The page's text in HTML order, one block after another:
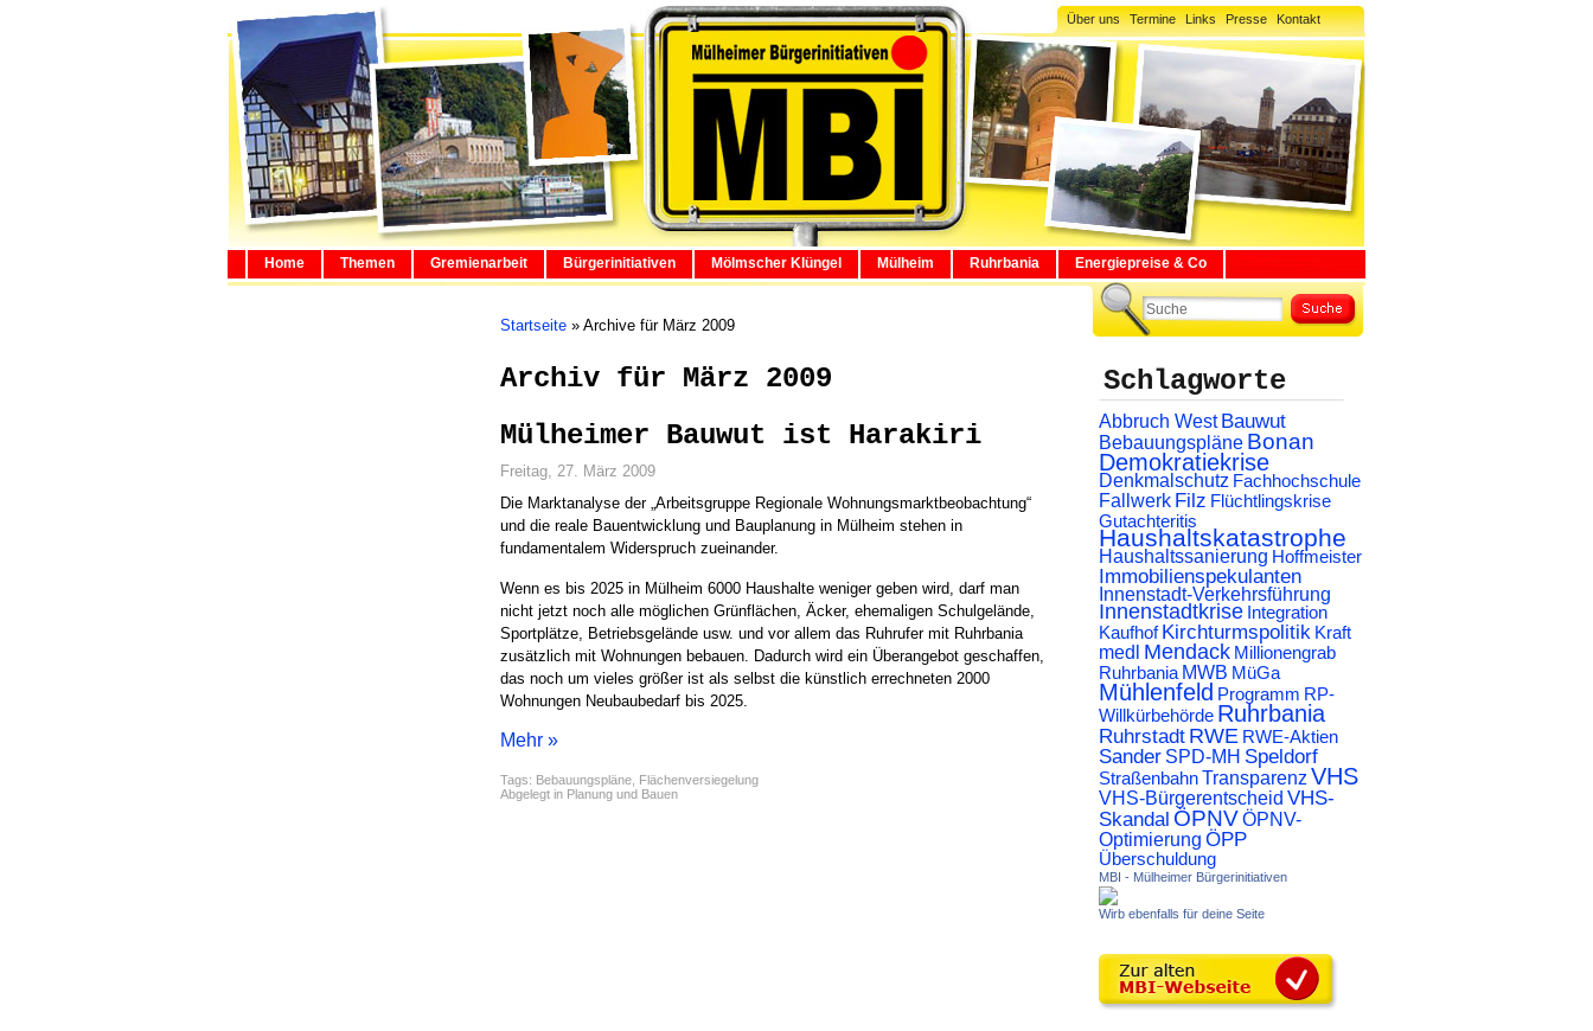
Über uns Termine Links Presse Kontakt
Home Themen Gremienarbeit Bürgerinitiativen Mölmscher Klüngel Mülheim Ruhrbania Energiepreise & Co
Startseite » Archive für März 2009
Archiv für März 2009
Mülheimer Bauwut ist Harakiri
Freitag, 27. März 2009
Die Marktanalyse der „Arbeitsgruppe Regionale Wohnungsmarktbeobachtung“
und die reale Bauentwicklung und Bauplanung in Mülheim stehen in
fundamentalem Widerspruch zueinander.
Wenn es bis 2025 in Mülheim 6000 Haushalte weniger geben wird, darf man
nicht jetzt noch alle möglichen Grünflächen, Äcker, ehemaligen Schulgelände,
Sportplätze, Betriebsgelände usw. und vor allem das Ruhrufer mit Ruhrbania
zusätzlich mit Wohnungen bebauen. Dadurch wird ein Überangebot geschaffen,
das noch um vieles größer ist als selbst die künstlich errechneten 2000
Wohnungen Neubaubedarf bis 2025.
Mehr »
Tags: Bebauungspläne Flächenversiegelung
Abgelegt in Planung und Bauen
Schlagworte
Abbruch West Bauwut
Bebauungspläne Bonan
Demokratiekrise
Denkmalschutz Fachhochschule
Fallwerk Filz Flüchtlingskrise
Gutachteritis
Haushaltskatastrophe
Haushaltssanierung Hoffmeister
Immobilienspekulanten
Innenstadt-Verkehrsführung
Innenstadtkrise Integration
Kaufhof Kirchturmspolitik Kraft
medl Mendack Millionengrab
Ruhrbania MWB MüGa
Mühlenfeld Programm RP-
Willkürbehörde Ruhrbania
Ruhrstadt RWE RWE-Aktien
Sander SPD-MH Speldorf
StraßenbahnTransparenz VHS
VHS-Bürgerentscheid VHS-
Skandal ÖPNVÖPNV-
Optimierung ÖPP
Überschuldung
MBI - Mülheimer Bürgerinitiativen
Wirb ebenfalls für deine Seite